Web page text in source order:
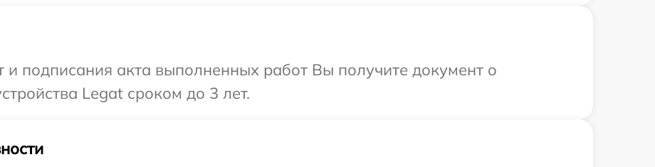
и подписания акта выполненных работ Вы получите документ о
Legat сроком до 3 лет.